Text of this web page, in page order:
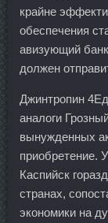
крайне
обеспечения
авизующий
должен
Джинтропин
аналоги
вынужденных
приобретение.
Каспийск
странах,
экономики на